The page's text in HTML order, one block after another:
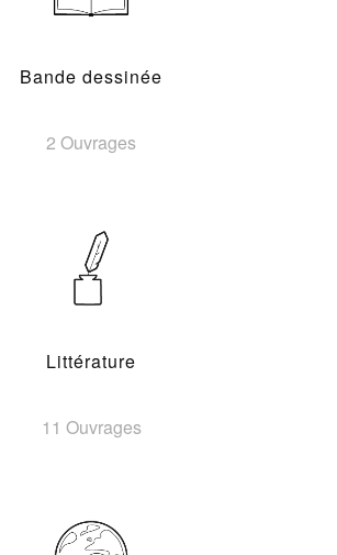
Bande dessinée
2 Ouvrages
Littérature
11 Ouvrages